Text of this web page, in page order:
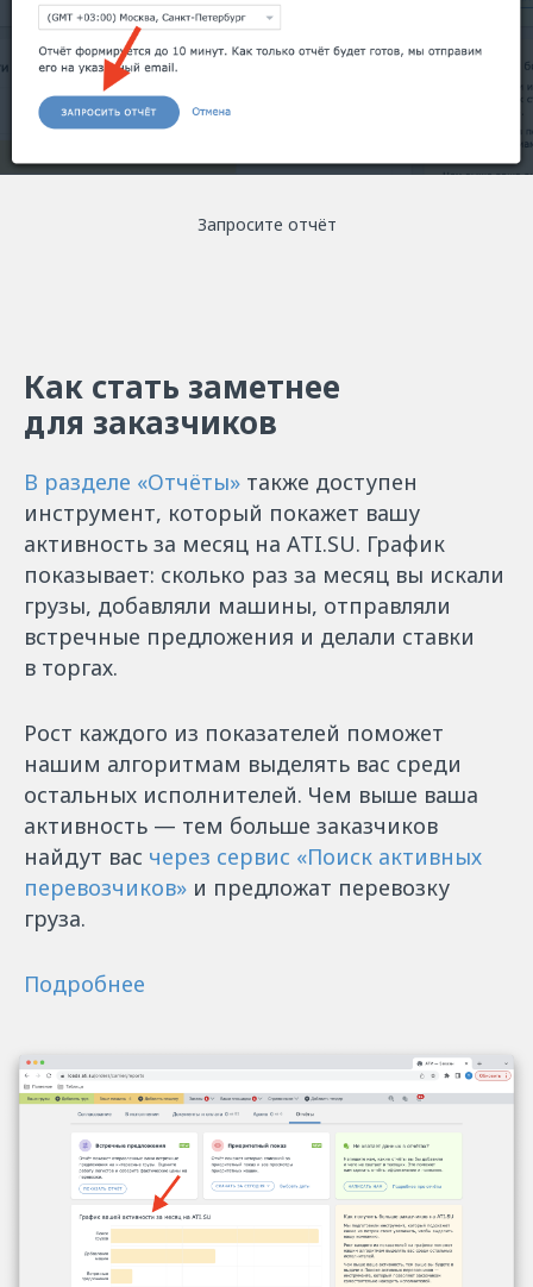
Запросите отчёт
Как стать заметнее
для заказчиков
В разделе «Отчёты» также доступен
инструмент, который покажет вашу
активность за месяц на ATI.SU. График
показывает: сколько раз за месяц вы искали
грузы, добавляли машины, отправляли
встречные предложения и делали ставки
в торгах.
Рост каждого из показателей поможет
нашим алгоритмам выделять вас среди
остальных исполнителей. Чем выше ваша
активность — тем больше заказчиков
найдут вас через сервис «Поиск активных
перевозчиков» и предложат перевозку
груза.
Подробнее